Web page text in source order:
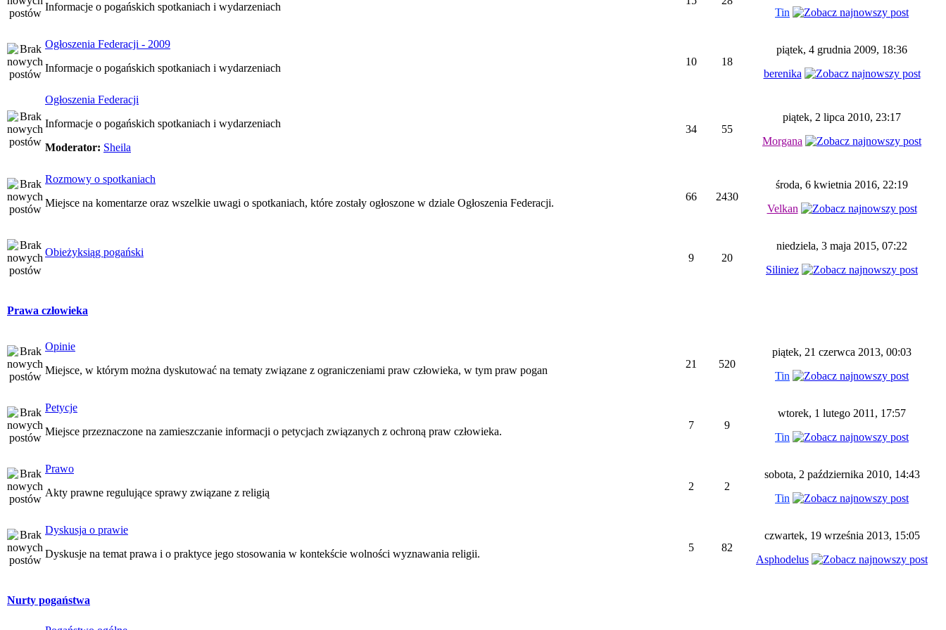
Informacje o pogańskich spotkaniach i wydarzeniach
Tin
Ogłoszenia Federacji - 2009
Informacje o pogańskich spotkaniach i wydarzeniach
10 18
piątek, 4 grudnia 2009, 18:36
berenika
Ogłoszenia Federacji
Informacje o pogańskich spotkaniach i wydarzeniach
Moderator: Sheila
34 55
piątek, 2 lipca 2010, 23:17
Morgana
Rozmowy o spotkaniach
Miejsce na komentarze oraz wszelkie uwagi o spotkaniach, które zostały ogłoszone w dziale Ogłoszenia Federacji.
66 2430
środa, 6 kwietnia 2016, 22:19
Velkan
Obieżyksiąg pogański 9 20
niedziela, 3 maja 2015, 07:22
Siliniez
Prawa człowieka
Opinie
Miejsce, w którym można dyskutować na tematy związane z ograniczeniami praw człowieka, w tym praw pogan
21 520
piątek, 21 czerwca 2013, 00:03
Tin
Petycje
Miejsce przeznaczone na zamieszczanie informacji o petycjach związanych z ochroną praw człowieka.
7 9
wtorek, 1 lutego 2011, 17:57
Tin
Prawo
Akty prawne regulujące sprawy związane z religią
2 2
sobota, 2 października 2010, 14:43
Tin
Dyskusja o prawie
Dyskusje na temat prawa i o praktyce jego stosowania w kontekście wolności wyznawania religii.
5 82
czwartek, 19 września 2013, 15:05
Asphodelus
Nurty pogaństwa